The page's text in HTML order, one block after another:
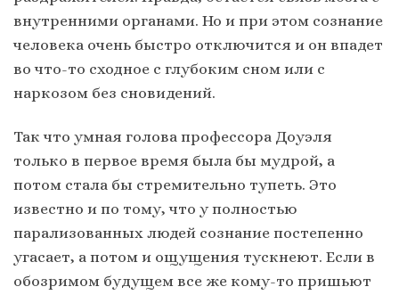
внутренними органами. Но и при этом сознание
человека очень быстро отключится и он впадет
во что-то сходное с глубоким сном или с
наркозом без сновидений.
Так что умная голова профессора Доуэля
только в первое время была бы мудрой, а
потом стала бы стремительно тупеть. Это
известно и по тому, что у полностью
парализованных людей сознание постепенно
угасает, а потом и ощущения тускнеют. Если в
обозримом будущем все же кому-то пришьют